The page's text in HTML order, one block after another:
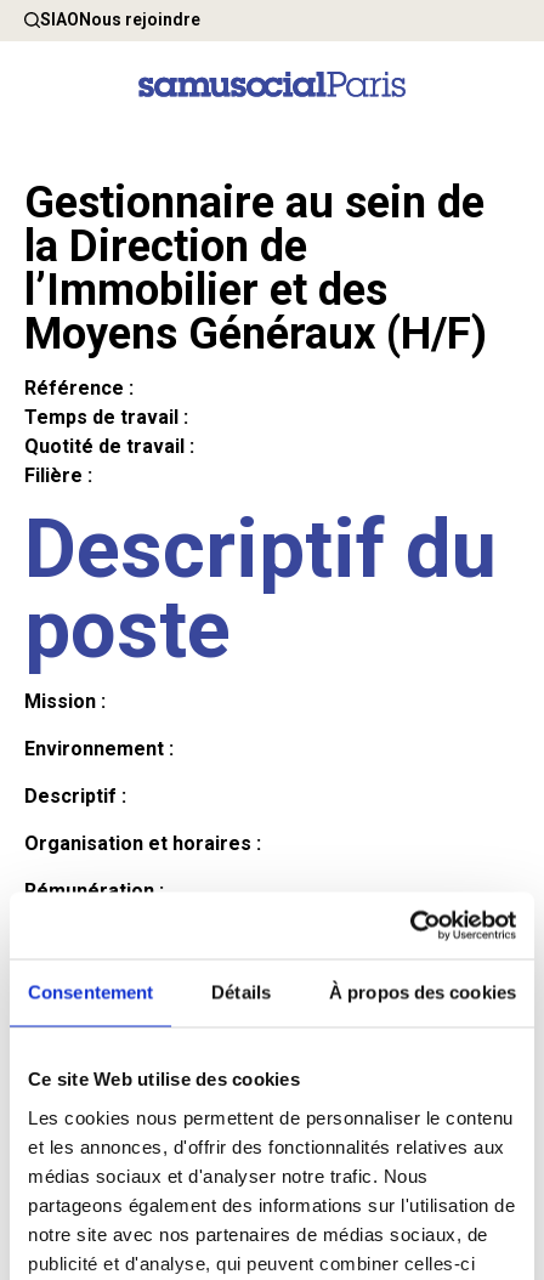
Consentement Détails À propos des cookies
Ce site Web utilise des cookies
Les cookies nous permettent de personnaliser le contenu
et les annonces, d'offrir des fonctionnalités relatives aux
médias sociaux et d'analyser notre trafic. Nous
partageons également des informations sur l'utilisation de
notre site avec nos partenaires de médias sociaux, de
publicité et d'analyse, qui peuvent combiner celles-ci
SIAONous rejoindre
Gestionnaire au sein de
la Direction de
l’Immobilier et des
Moyens Généraux (H/F)
Référence :
Temps de travail :
Quotité de travail :
Filière :
Descriptif du
poste
Mission :
Environnement :
Descriptif :
Organisation et horaires :
Rémunération :
Profil du
candidat
Qualifications et diplômes :
Profil recherché :
Expérience :